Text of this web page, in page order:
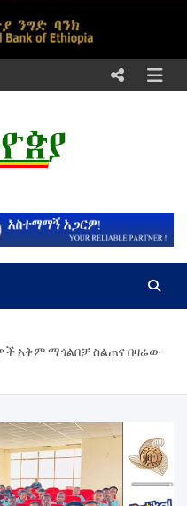
አቅም ማጎልበቻ ስልጠና በዛሬው